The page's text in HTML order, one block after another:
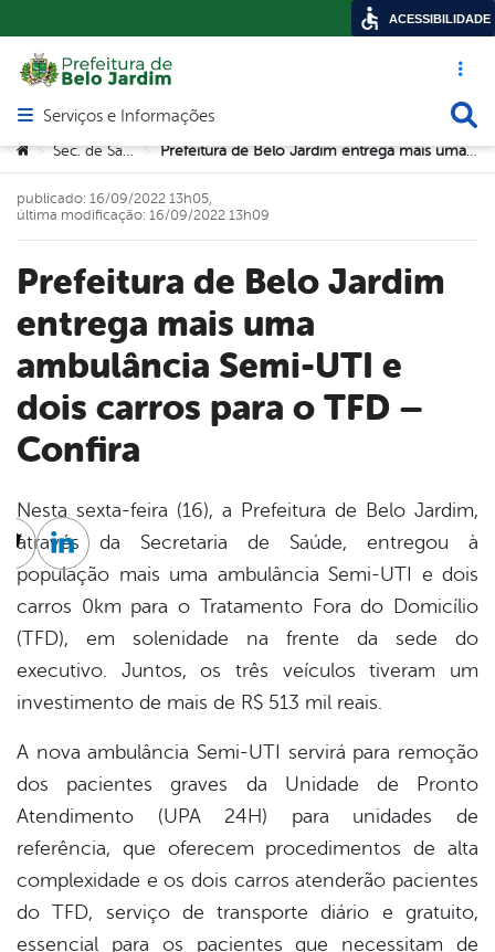
Acesso
Abrir menu principal de navegação
Serviços e Informações
Você está aqui:
> Sec. de Saúde > Prefeitura de Belo Jardim entrega mais uma ambulância Semi-UTI e dois carros para o TFD – Confira
Prefeitura de Belo Jardim
entrega mais uma
ambulância Semi-UTI e
dois carros para o TFD –
Confira
publicado: 16/09/2022 13h05,
última modificação: 16/09/2022 13h09
Nesta sexta-feira (16), a Prefeitura de Belo Jardim,
através da Secretaria de Saúde, entregou à
população mais uma ambulância Semi-UTI e dois
carros 0km para o Tratamento Fora do Domicílio
(TFD), em solenidade na frente da sede do
executivo. Juntos, os três veículos tiveram um
investimento de mais de R$ 513 mil reais.
A nova ambulância Semi-UTI servirá para remoção
dos pacientes graves da Unidade de Pronto
Atendimento (UPA 24H) para unidades de
referência, que oferecem procedimentos de alta
complexidade e os dois carros atenderão pacientes
do TFD, serviço de transporte diário e gratuito,
essencial para os pacientes que necessitam de
TwitterLinkedin
ACESSIBILIDADE